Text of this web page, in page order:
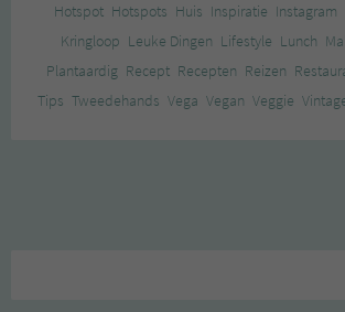
Hotspot Hotspots Huis Inspiratie Instagram
Kringloop Leuke Dingen Lifestyle Lunch
Plantaardig Recept Recepten Reizen
Tips Tweedehands Vega Vegan Veggie